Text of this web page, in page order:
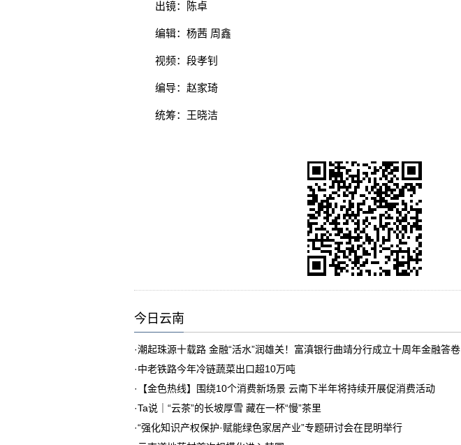
出镜：陈卓
编辑：杨茜 周鑫
视频：段孝钊
编导：赵家琦
统筹：王晓洁
今日云南
·潮起珠源十载路 金融“活水”润雄关！富滇银行曲靖分行成立十周年金融答卷
·中老铁路今年冷链蔬菜出口超10万吨
·
【金色热线】围绕10个消费新场景 云南下半年将持续开展促消费活动
·Ta说｜“云茶”的长坡厚雪 藏在一杯“慢”茶里
·“强化知识产权保护·赋能绿色家居产业”专题研讨会在昆明举行